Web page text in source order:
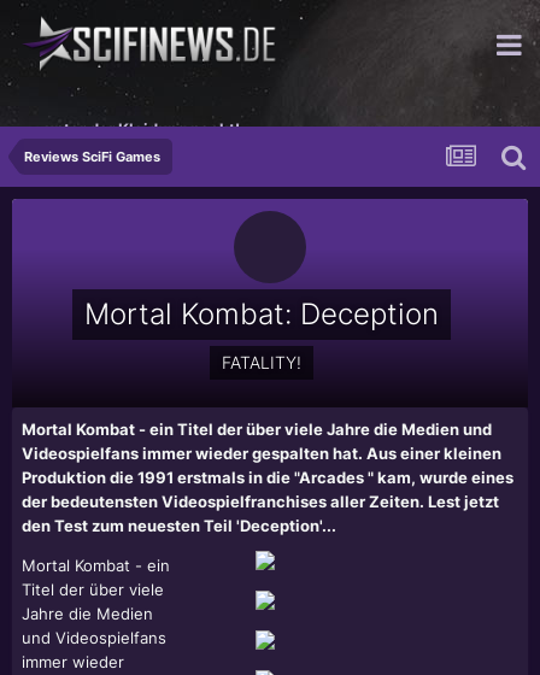
...unter der Kleidung nackt!
Reviews SciFi Games
Mortal Kombat: Deception
FATALITY!
Mortal Kombat - ein Titel der über viele Jahre die Medien und
Videospielfans immer wieder gespalten hat. Aus einer kleinen
Produktion die 1991 erstmals in die "Arcades " kam, wurde eines
der bedeutensten Videospielfranchises aller Zeiten. Lest jetzt
den Test zum neuesten Teil 'Deception'...
Mortal Kombat - ein
Titel der über viele
Jahre die Medien
und Videospielfans
immer wieder